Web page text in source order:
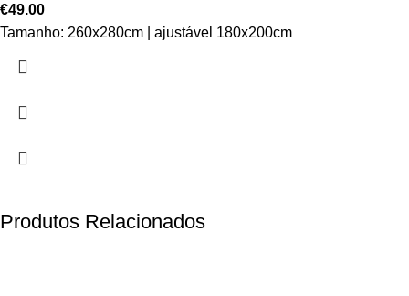
€49.00
Tamanho: 260x280cm | ajustável 180x200cm
Produtos Relacionados